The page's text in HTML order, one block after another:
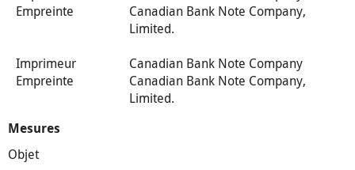
Empreinte
Canadian Bank Note Company,
Limited.
Imprimeur
Canadian Bank Note Company
Empreinte
Canadian Bank Note Company,
Limited.
Mesures
Objet